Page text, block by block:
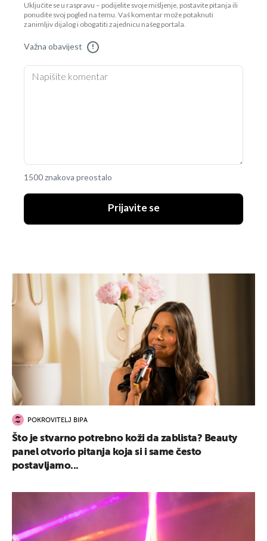
Uključite se u raspravu – podijelite svoje mišljenje, postavite pitanja ili
ponudite svoj pogled na temu. Vaš komentar može potaknuti
zanimljiv dijalog i obogatiti zajednicu našeg portala.
Važna obavijest !
1500 znakova preostalo
Prijavite se
POKROVITELJ BIPA
Što je stvarno potrebno koži da zablista? Beauty
panel otvorio pitanja koja si i same često
postavljamo...